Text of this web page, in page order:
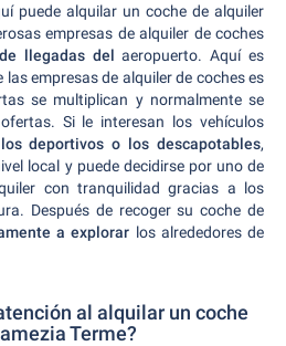
puede alquilar un coche de alquiler
empresas de alquiler de coches
llegadas del aeropuerto. Aquí es
empresas de alquiler de coches es
se multiplican y normalmente se
Si le interesan los vehículos
los deportivos o los descapotables,
local y puede decidirse por uno de
con tranquilidad gracias a los
Después de recoger su coche de
a explorar los alrededores de
al alquilar un coche
Terme?